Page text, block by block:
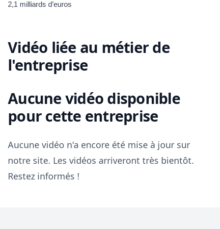
2,1 milliards d’euros
Vidéo liée au métier de
l'entreprise
Aucune vidéo disponible
pour cette entreprise
Aucune vidéo n'a encore été mise à jour sur
notre site. Les vidéos arriveront très bientôt.
Restez informés !